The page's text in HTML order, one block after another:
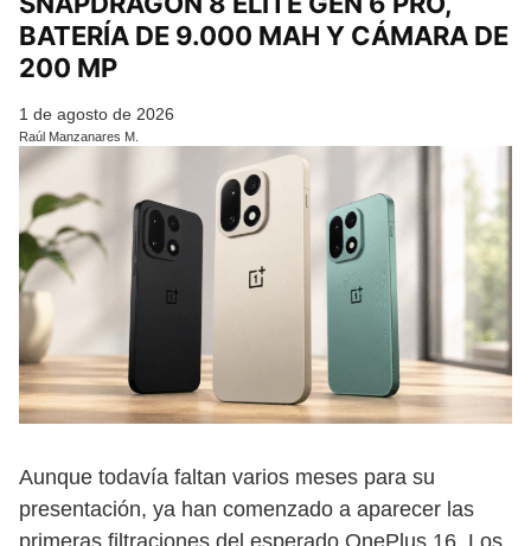
BATERÍA DE 9.000 MAH Y CÁMARA DE
200 MP
1 de agosto de 2026
Raúl Manzanares M.
Aunque todavía faltan varios meses para su
presentación, ya han comenzado a aparecer las